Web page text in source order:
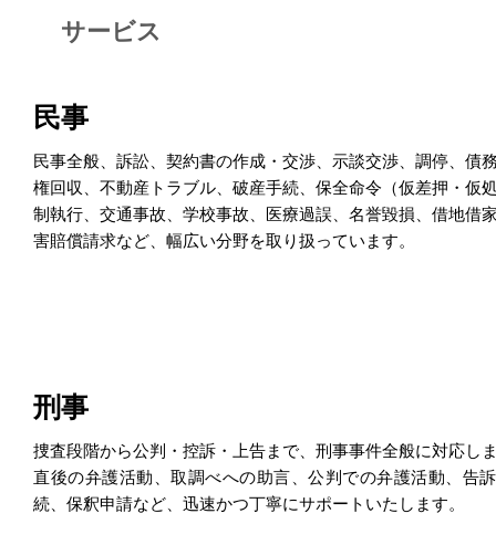
サービス
民事
民事全般、訴訟、契約書の作成・交渉、示談交渉、調停、債
権回収、不動産トラブル、破産手続、保全命令（仮差押・仮
制執行、交通事故、学校事故、医療過誤、名誉毀損、借地借
害賠償請求など、幅広い分野を取り扱っています。
刑事
捜査段階から公判・控訴・上告まで、刑事事件全般に対応し
直後の弁護活動、取調べへの助言、公判での弁護活動、告
続、保釈申請など、迅速かつ丁寧にサポートいたします。